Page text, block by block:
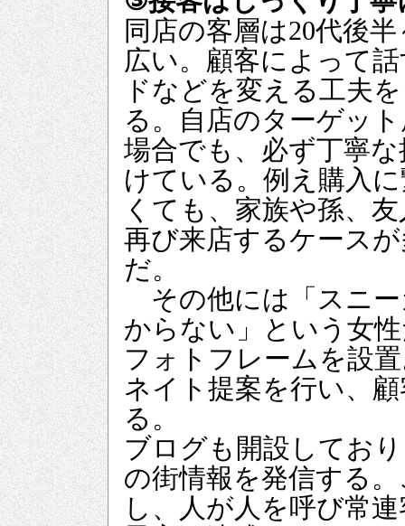
同店の客層は20代後
広い。顧客によって
ドなどを変える工夫
る。自店のターゲッ
場合でも、必ず丁寧
けている。例え購入
くても、家族や孫、
再び来店するケース
だ。
その他には「スニー
からない」という女
フォトフレームを設
ネイト提案を行い、
る。
ブログも開設してお
の街情報を発信する
し、人が人を呼び常